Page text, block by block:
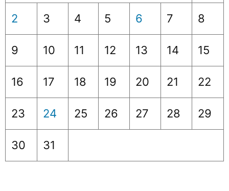
2 3 4 5 6 7 8
9 10 11 12 13 14 15
16 17 18 19 20 21 22
23 24 25 26 27 28 29
30 31